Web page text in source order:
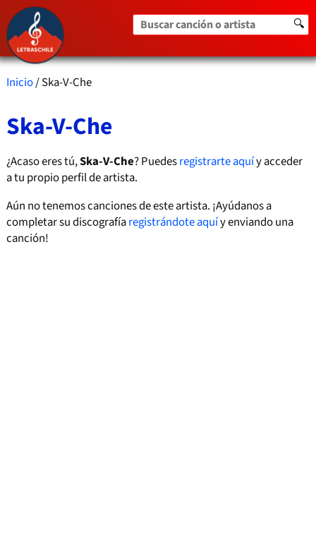
Buscar canción o artista 🔍
Inicio/ Ska-V-Che
Ska-V-Che
¿Acaso eres tú,Ska-V-Che? Puedesregistrarte aquíy acceder
a tu propio perfil de artista.
Aún no tenemos canciones de este artista. ¡Ayúdanos a
completar su discografíaregistrándote aquíy enviando una
canción!